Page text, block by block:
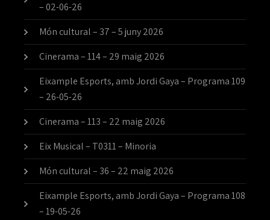
– 02-06-26
Món cultural – 37 – 5 juny 2026
Cinerama – 114 – 29 maig 2026
Eixample Esports, amb Jordi Gaya – Programa 109
– 26-05-26
Cinerama – 113 – 22 maig 2026
Eix Musical – T0311 – Minoria
Món cultural – 36 – 22 maig 2026
Eixample Esports, amb Jordi Gaya – Programa 108
– 19-05-26